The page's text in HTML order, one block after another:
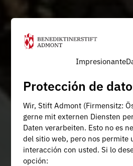
Impresionante
Protección de
Wir, Stift Admont (Firmensitz:
gerne mit externen Diensten
Daten verarbeiten. Esto no es
del sitio web, pero nos permite
interacción con usted. Si lo
opción: